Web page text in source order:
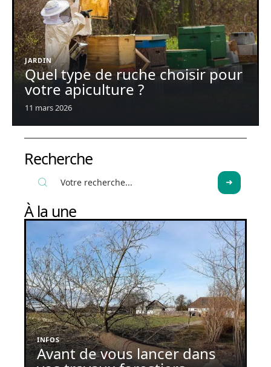
JARDIN
Quel type de ruche choisir pour
votre apiculture ?
11 mars 2026
Recherche
À la une
INFOS
Avant de vous lancer dans